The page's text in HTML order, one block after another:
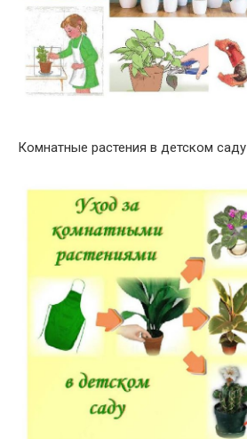
Комнатные растения в детском саду